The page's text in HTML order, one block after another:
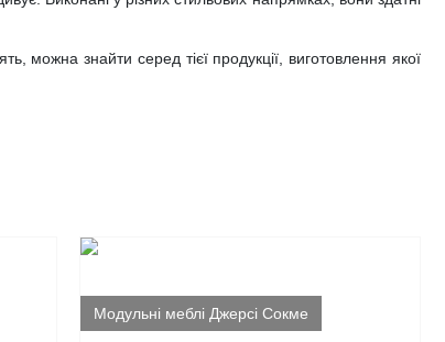
можна знайти серед тієї продукції, виготовлення якої
Модульні меблі Джерсі Сокме